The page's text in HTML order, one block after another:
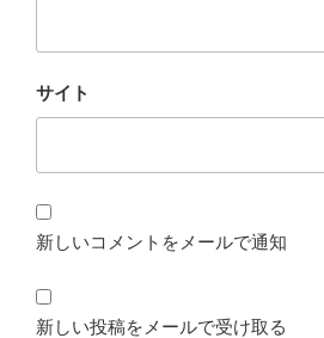
サイト
新しいコメントをメールで通知
新しい投稿をメールで受け取る